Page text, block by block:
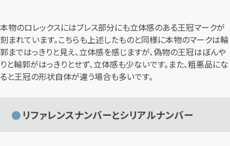
本物のロレックスにはブレス部分にも立体感のある王冠マークが
刻まれています。こちらも上述したものと同様に本物のマークは輪
郭まではっきりと見え、立体感を感じますが、偽物の王冠はぼんや
りと輪郭がはっきりとせず、立体感も少ないです。また、粗悪品にな
ると王冠の形状自体が違う場合も多いです。
リファレンスナンバーとシリアルナンバー